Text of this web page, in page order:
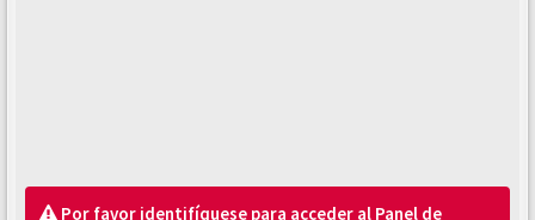
Por favor identifíquese para acceder al Panel de